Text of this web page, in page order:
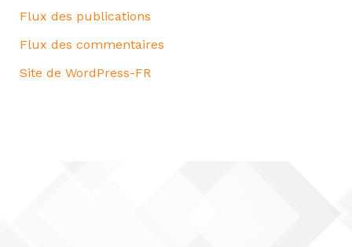
Flux des publications
Flux des commentaires
Site de WordPress-FR